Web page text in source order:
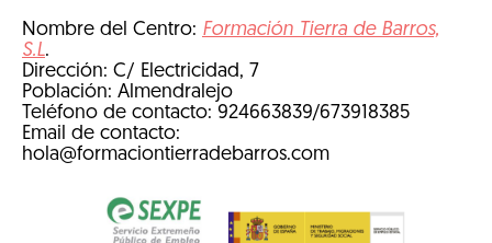
Nombre del Centro: Formación Tierra de Barros,
S.L.
Dirección: C/ Electricidad, 7
Población: Almendralejo
Teléfono de contacto: 924663839/673918385
Email de contacto:
hola@formaciontierradebarros.com